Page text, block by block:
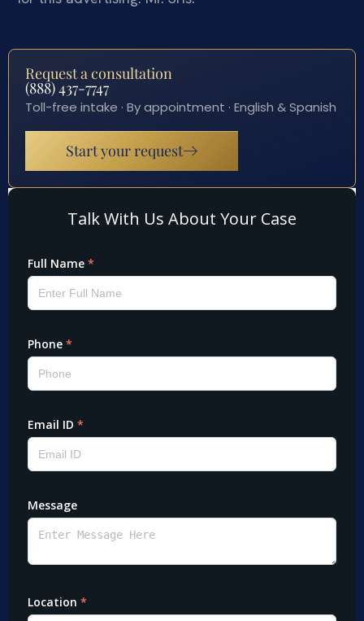
Request a consultation
(888) 437-7747
Toll-free intake · By appointment · English & Spanish
Start your request